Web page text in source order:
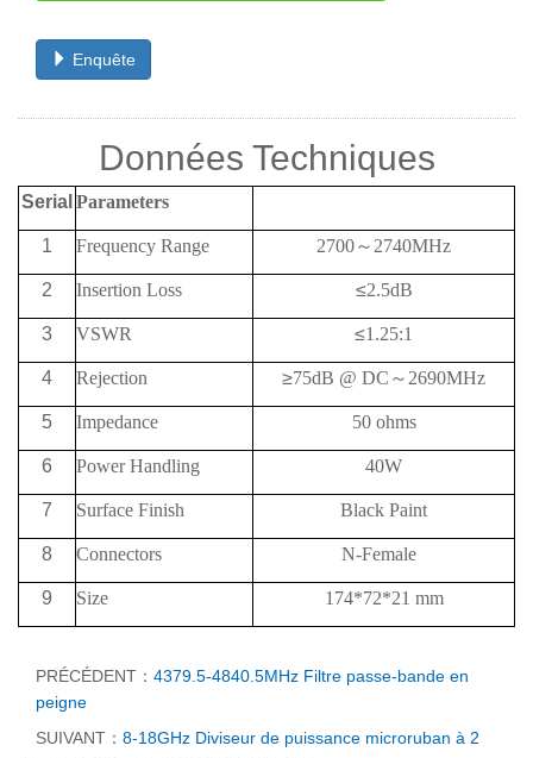
Enquête
Données Techniques
Serial Parameters
1 Frequency Range 2700～ 2740MHz
2 Insertion Loss ≤2.5dB
3 VSWR ≤1.25:1
4 Rejection ≥75dB @ DC ～ 2690MHz
5 Impedance 50 ohms
6 Power Handling 40W
7 Surface Finish Black Paint
8 Connectors N-Female
9 Size 174*72*21 mm
PRÉCÉDENT： 4379.5-4840.5MHz Filtre passe-bande en
peigne
SUIVANT： 8-18GHz Diviseur de puissance microruban à 2